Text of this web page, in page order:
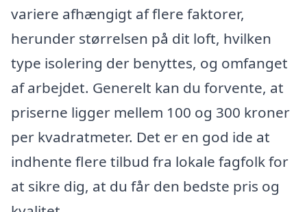
variere afhængigt af flere faktorer,
herunder størrelsen på dit loft, hvilken
type isolering der benyttes, og omfanget
af arbejdet. Generelt kan du forvente, at
priserne ligger mellem 100 og 300 kroner
per kvadratmeter. Det er en god ide at
indhente flere tilbud fra lokale fagfolk for
at sikre dig, at du får den bedste pris og